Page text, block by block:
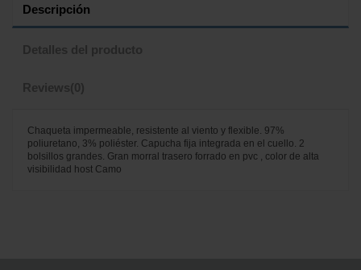
Descripción
Detalles del producto
Reviews(0)
Chaqueta impermeable, resistente al viento y flexible. 97%
poliuretano, 3% poliéster. Capucha fija integrada en el cuello. 2
bolsillos grandes. Gran morral trasero forrado en pvc , color de alta
visibilidad host Camo